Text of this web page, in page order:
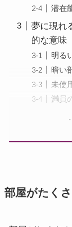
潜在
夢に現れ
的な意味
明る
暗い
未使
満員
部屋がたく